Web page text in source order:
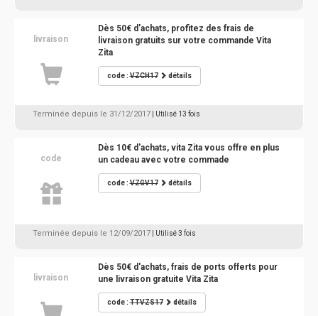
livraison
Dès 50€ d'achats, profitez des frais de
livraison gratuits sur votre commande Vita
Zita
code :VZCH17 détails
Terminée depuis le 31/12/2017 | Utilisé 13 fois
code
Dès 10€ d'achats, vita Zita vous offre en plus
un cadeau avec votre commade
code :VZGV17 détails
Terminée depuis le 12/09/2017 | Utilisé 3 fois
livraison
Dès 50€ d'achats, frais de ports offerts pour
une livraison gratuite Vita Zita
code :TTVZS17 détails